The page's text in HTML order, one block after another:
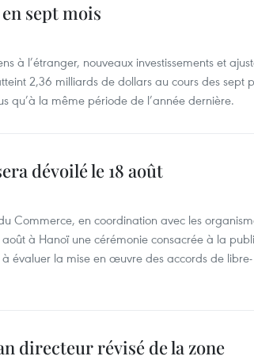
sept mois
à l’étranger, nouveaux investissements et
2,36 milliards de dollars au cours des sept
qu’à la même période de l’année dernière.
dévoilé le 18 août
Commerce, en coordination avec les
à Hanoï une cérémonie consacrée à la
évaluer la mise en œuvre des accords de libre-
directeur révisé de la zone